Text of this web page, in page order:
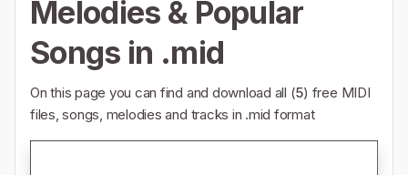
Melodies & Popular
Songs in .mid
On this page you can find and download all (5) free MIDI
files, songs, melodies and tracks in .mid format